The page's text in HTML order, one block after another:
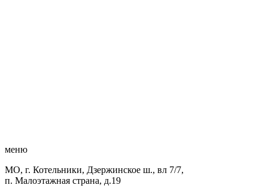
меню
МО, г. Котельники, Дзержинское ш., вл 7/7,
п. Малоэтажная страна, д.19